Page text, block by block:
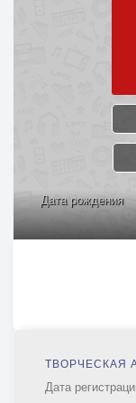
Дата рождения
ТВОРЧЕСКАЯ
Дата